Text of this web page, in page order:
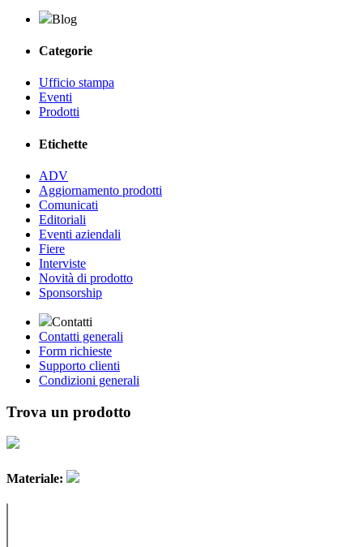
Blog
Categorie
Ufficio stampa
Eventi
Prodotti
Etichette
ADV
Aggiornamento prodotti
Comunicati
Editoriali
Eventi aziendali
Fiere
Interviste
Novità di prodotto
Sponsorship
Contatti
Contatti generali
Form richieste
Supporto clienti
Condizioni generali
Trova un prodotto
Materiale: